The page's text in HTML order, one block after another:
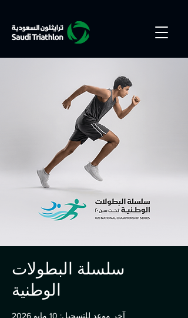
سلسلة البطولات
الوطنية
آخر موعد للتسجيل: 10 مايو 2026